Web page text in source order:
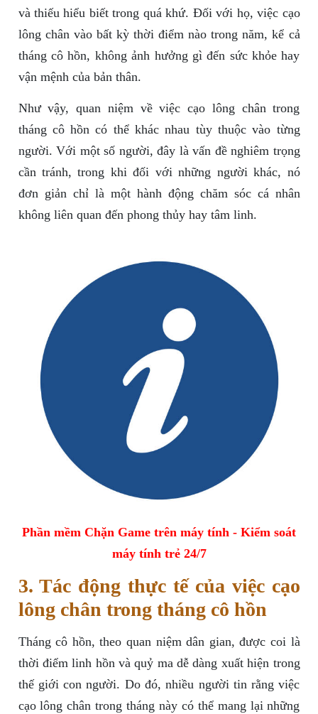
và thiếu hiểu biết trong quá khứ. Đối với họ, việc cạo
lông chân vào bất kỳ thời điểm nào trong năm, kể cả
tháng cô hồn, không ảnh hưởng gì đến sức khỏe hay
vận mệnh của bản thân.
Như vậy, quan niệm về việc cạo lông chân trong
tháng cô hồn có thể khác nhau tùy thuộc vào từng
người. Với một số người, đây là vấn đề nghiêm trọng
cần tránh, trong khi đối với những người khác, nó
đơn giản chỉ là một hành động chăm sóc cá nhân
không liên quan đến phong thủy hay tâm linh.
Phần mềm Chặn Game trên máy tính - Kiểm soát
máy tính trẻ 24/7
3. Tác động thực tế của việc cạo
lông chân trong tháng cô hồn
Tháng cô hồn, theo quan niệm dân gian, được coi là
thời điểm linh hồn và quỷ ma dễ dàng xuất hiện trong
thế giới con người. Do đó, nhiều người tin rằng việc
cạo lông chân trong tháng này có thể mang lại những